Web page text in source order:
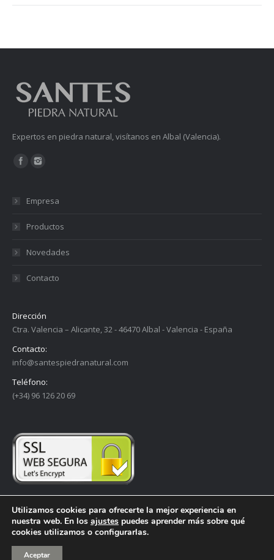
Expertos en piedra natural, visítanos en Albal (Valencia).
Encuéntranos en:
Empresa
Productos
Novedades
Contacto
Dirección
Ctra. Valencia – Alicante, 32 - 46470 Albal - Valencia - España
Contacto:
info@santespiedranatural.com
Teléfono:
(+34) 96 126 20 69
SANTES © Todos los derechos reservados -
Utilizamos cookies para ofrecerte la mejor experiencia en
nuestra web. En los ajustes puedes aprender más sobre qué
cookies utilizamos o configurarlas.
Aceptar